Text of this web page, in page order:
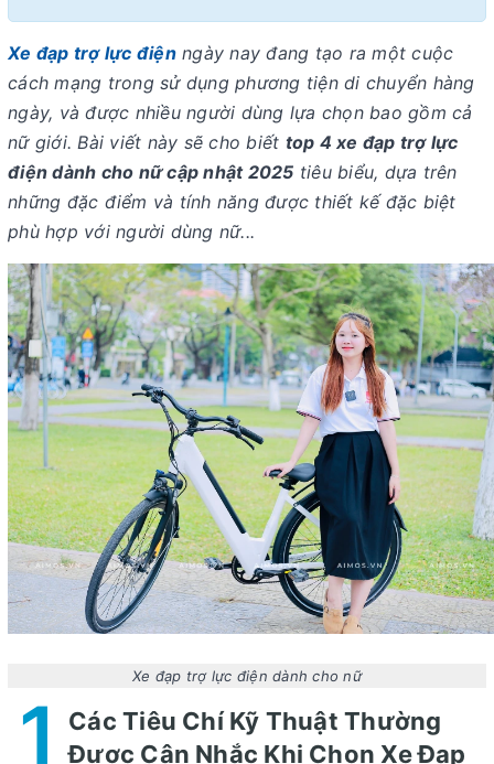
Xe đạp trợ lực điệnngày nay đang tạo ra một cuộc
cách mạng trong sử dụng phương tiện di chuyển hàng
ngày, và được nhiều người dùng lựa chọn bao gồm cả
nữ giới. Bài viết này sẽ cho biết top 4 xe đạp trợ lực
điện dành cho nữ cập nhật 2025 tiêu biểu, dựa trên
những đặc điểm và tính năng được thiết kế đặc biệt
phù hợp với người dùng nữ...
Xe đạp trợ lực điện dành cho nữ
1
Các Tiêu Chí Kỹ Thuật Thường
Được Cân Nhắc Khi Chọn Xe Đạp